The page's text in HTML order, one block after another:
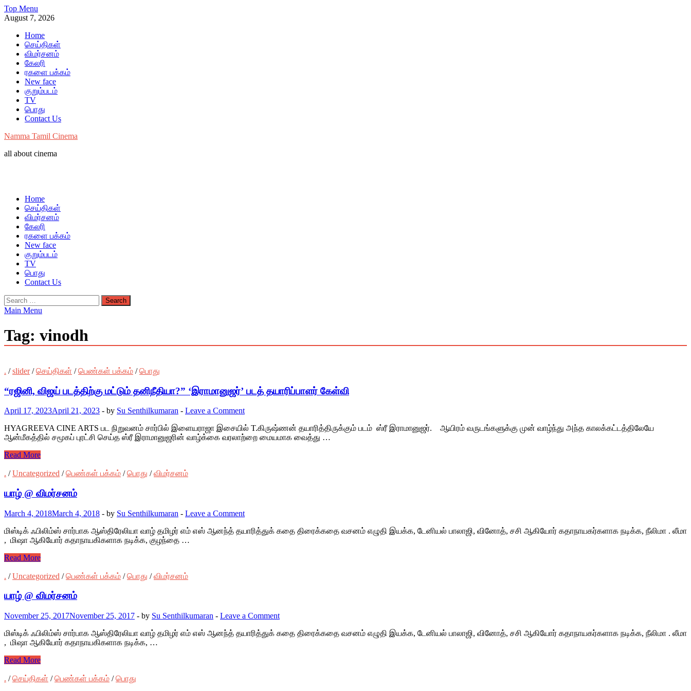
Skip
to
Top Menu
August 7, 2026
Home
செய்திகள்
விமர்சனம்
கேலரி
ரகளை பக்கம்
New face
குறும்படம்
TV
பொது
Contact Us
Namma Tamil Cinema
all about cinema
Home
செய்திகள்
விமர்சனம்
கேலரி
ரகளை பக்கம்
New face
குறும்படம்
TV
பொது
Contact Us
Search
for:
Main Menu
Tag: vinodh
. /slider/செய்திகள் /பெண்கள் பக்கம் /பொது
“ரஜினி, விஜய் படத்திற்கு மட்டும் தனிநீதியா?” ‘இராமானுஜர்’ படத் தயாரிப்பாளர் கேள்வி
April 17, 2023April 21, 2023 - by Su Senthilkumaran - Leave a Comment
HYAGREEVA CINE ARTS பட நிறுவனம் சார்பில் இளையராஜா இசையில் T.கிருஷ்ணன் தயாரித்திருக்கும் படம் ஸ்ரீ இராமானுஜர். ஆயிரம் வருடங்களுக்கு முன் வாழ்ந்து அந்த காலக்கட்டத்திலேயே
ஆன்மீகத்தில் சமூகப் புரட்சி செய்த ஸ்ரீ இராமானுஜரின் வாழ்க்கை வரலாற்றை மையமாக வைத்து …
Read More
. /Uncategorized /பெண்கள் பக்கம் /பொது /விமர்சனம்
யாழ் @ விமர்சனம்
March 4, 2018March 4, 2018 - by Su Senthilkumaran - Leave a Comment
மிஸ்டிக் ஃபிலிம்ஸ் சார்பாக ஆஸ்திரேலியா வாழ் தமிழர் எம் எஸ் ஆனந்த் தயாரித்துக் கதை திரைக்கதை வசனம் எழுதி இயக்க, டேனியல் பாலாஜி, வினோத், சசி ஆகியோர் கதாநாயகர்களாக நடிக்க, நீலிமா . லீமா
, மிஷா ஆகியோர் கதாநாயகிகளாக நடிக்க, குழந்தை …
Read More
. /Uncategorized /பெண்கள் பக்கம் /பொது /விமர்சனம்
யாழ் @ விமர்சனம்
November 25, 2017November 25, 2017 - by Su Senthilkumaran - Leave a Comment
மிஸ்டிக் ஃபிலிம்ஸ் சார்பாக ஆஸ்திரேலியா வாழ் தமிழர் எம் எஸ் ஆனந்த் தயாரித்துக் கதை திரைக்கதை வசனம் எழுதி இயக்க, டேனியல் பாலாஜி, வினோத், சசி ஆகியோர் கதாநாயகர்களாக நடிக்க, நீலிமா . லீமா
, மிஷா ஆகியோர் கதாநாயகிகளாக நடிக்க, …
Read More
. /செய்திகள் /பெண்கள் பக்கம் /பொது